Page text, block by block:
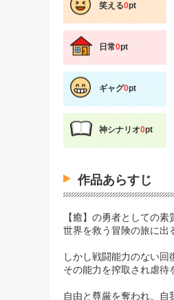
笑える0pt
日常0pt
ギャグ0pt
神シナリオ0pt
作品あらすじ
【癒】の勇者としての
世界を救う冒険の旅に出
しかし戦闘能力のない回
その能力を搾取され虐待
自由と尊厳を奪われ、自